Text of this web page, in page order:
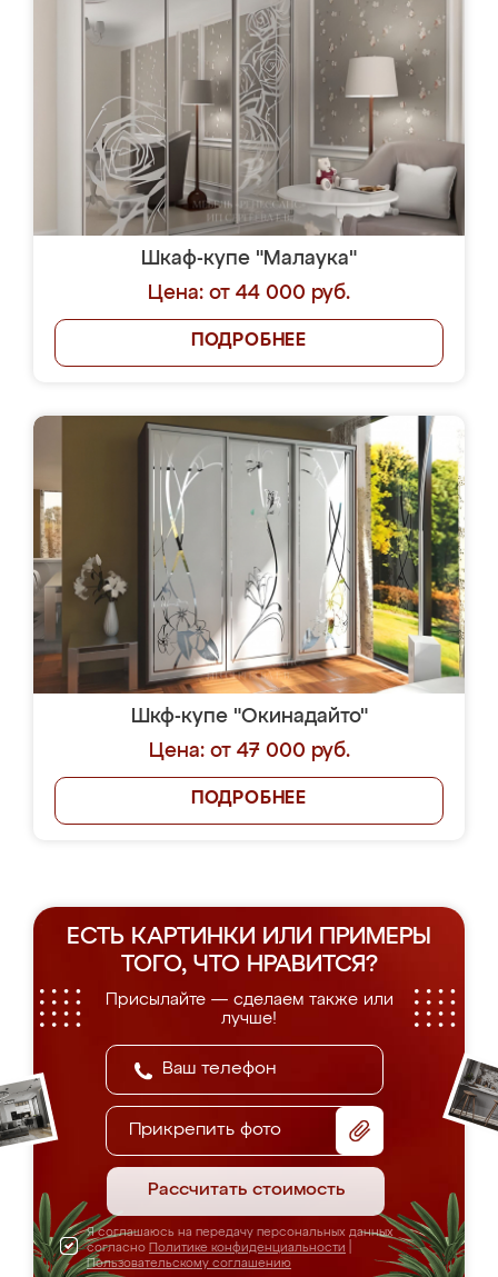
Шкаф-купе "Малаука"
Цена: от 44 000 руб.
ПОДРОБНЕЕ
Шкф-купе "Окинадайто"
Цена: от 47 000 руб.
ПОДРОБНЕЕ
ЕСТЬ КАРТИНКИ ИЛИ ПРИМЕРЫ
ТОГО, ЧТО НРАВИТСЯ?
Присылайте — сделаем также или
лучше!
Прикрепить фото
Рассчитать стоимость
Я соглашаюсь на передачу персональных данных
согласно Политике конфиденциальности
Пользовательскому соглашению